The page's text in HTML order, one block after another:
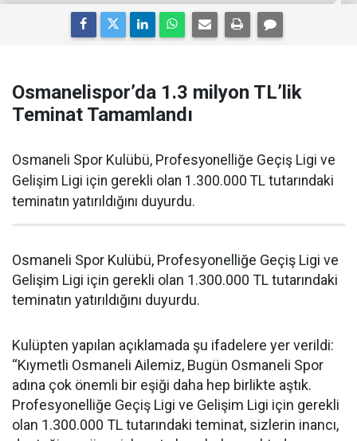
Osmanelispor’da 1.3 milyon TL’lik
Teminat Tamamlandı
Osmaneli Spor Kulübü, Profesyonelliğe Geçiş Ligi ve
Gelişim Ligi için gerekli olan 1.300.000 TL tutarındaki
teminatın yatırıldığını duyurdu.
Osmaneli Spor Kulübü, Profesyonelliğe Geçiş Ligi ve
Gelişim Ligi için gerekli olan 1.300.000 TL tutarındaki
teminatın yatırıldığını duyurdu.
Kulüpten yapılan açıklamada şu ifadelere yer verildi:
“Kıymetli Osmaneli Ailemiz, Bugün Osmaneli Spor
adına çok önemli bir eşiği daha hep birlikte aştık.
Profesyonelliğe Geçiş Ligi ve Gelişim Ligi için gerekli
olan 1.300.000 TL tutarındaki teminat, sizlerin inancı,